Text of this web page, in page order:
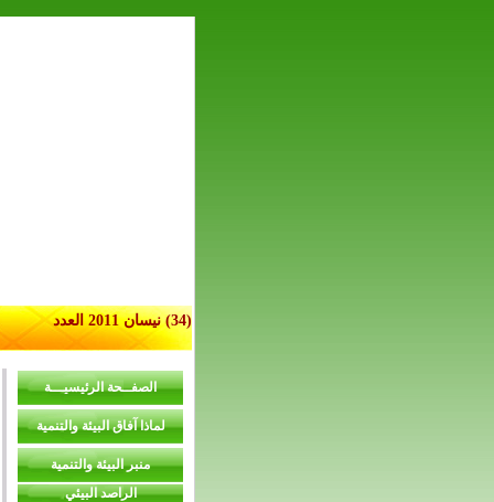
نيسان 2011 العدد (34)
الصفــحة الرئيسيـــة
لماذا آفاق البيئة والتنمية
منبر البيئة والتنمية
الراصد البيئي